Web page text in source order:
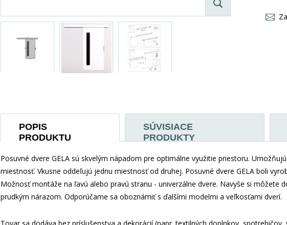
POPIS
PRODUKTU
SÚVISIACE
PRODUKTY
Posuvné dvere GELA sú skvelým nápadom pre optimálne využitie priestoru.
miestnosť. Vkusne oddeľujú jednu miestnosť od druhej. Posuvné dvere GELA boli
Možnosť montáže na ľavú alebo pravú stranu - univerzálne dvere. Navyše si môžete
prudkým nárazom. Odporúčame sa oboznámiť s ďalšími modelmi a veľkosťami dverí.